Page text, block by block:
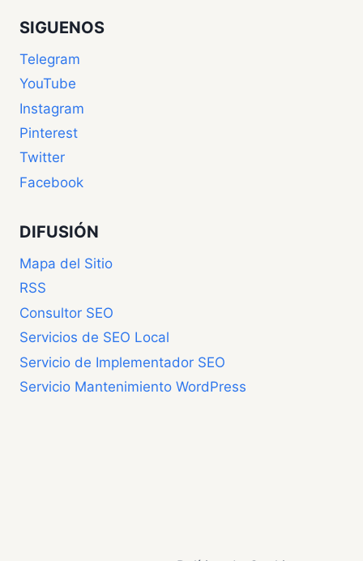
SIGUENOS
Telegram
YouTube
Instagram
Pinterest
Twitter
Facebook
DIFUSIÓN
Mapa del Sitio
RSS
Consultor SEO
Servicios de SEO Local
Servicio de Implementador SEO
Servicio Mantenimiento WordPress